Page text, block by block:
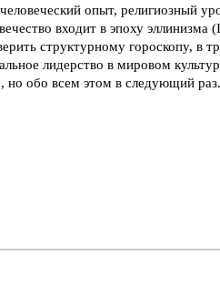
опыт, религиозный
входит в эпоху эллинизма
структурному гороскопу, в
лидерство в мировом
но обо всем этом в следующий раз.